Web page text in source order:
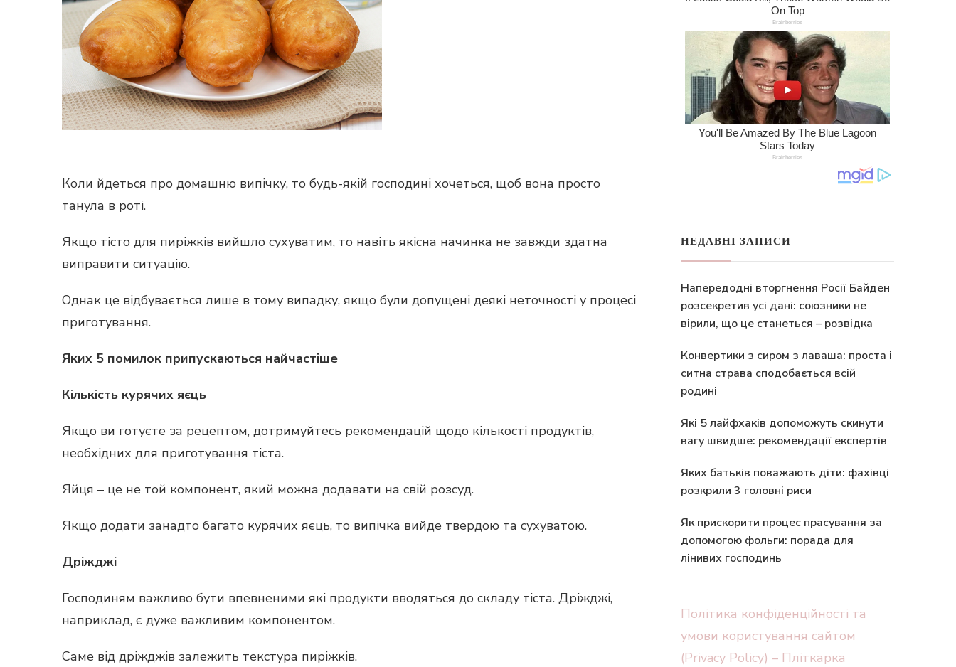
Коли йдеться про домашню випічку, то будь-якій господині хочеться, щоб вона просто
танула в роті.
Якщо тісто для пиріжків вийшло сухуватим, то навіть якісна начинка не завжди здатна
виправити ситуацію.
Однак це відбувається лише в тому випадку, якщо були допущені деякі неточності у процесі
приготування.
Яких 5 помилок припускаються найчастіше
Кількість курячих яєць
Якщо ви готуєте за рецептом, дотримуйтесь рекомендацій щодо кількості продуктів,
необхідних для приготування тіста.
Яйця – це не той компонент, який можна додавати на свій розсуд.
Якщо додати занадто багато курячих яєць, то випічка вийде твердою та сухуватою.
Дріжджі
Господиням важливо бути впевненими які продукти вводяться до складу тіста. Дріжджі,
наприклад, є дуже важливим компонентом.
Саме від дріжджів залежить текстура пиріжків.
НЕДАВНІ ЗАПИСИ
Напередодні вторгнення Росії Байден
розсекретив усі дані: союзники не
вірили, що це станеться – розвідка
Конвертики з сиром з лаваша: проста і
ситна страва сподобається всій
родині
Які 5 лайфхаків допоможуть скинути
вагу швидше: рекомендації експертів
Яких батьків поважають діти: фахівці
розкрили 3 головні риси
Як прискорити процес прасування за
допомогою фольги: порада для
лінивих господинь
Політика конфіденційності та
умови користування сайтом
(Privacy Policy) – Пліткарка